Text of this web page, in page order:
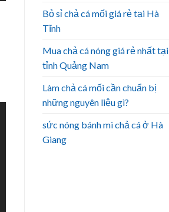
Bỏ sỉ chả cá mối giá rẻ tại Hà
Tĩnh
Mua chả cá nóng giá rẻ nhất tại
tỉnh Quảng Nam
Làm chả cá mối cần chuẩn bị
những nguyên liệu gì?
sức nóng bánh mì chả cá ở Hà
Giang